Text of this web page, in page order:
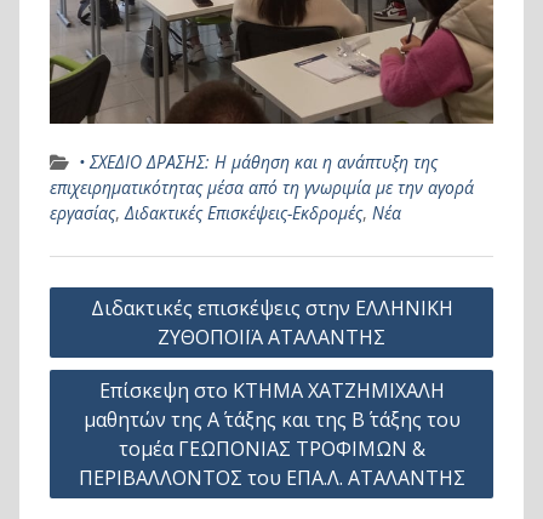
• ΣΧΕΔΙΟ ΔΡΑΣΗΣ: Η μάθηση και η ανάπτυξη της
επιχειρηματικότητας μέσα από τη γνωριμία με την αγορά
εργασίας,Διδακτικές Επισκέψεις-Εκδρομές, Νέα
Πλοήγηση
Διδακτικές επισκέψεις στην ΕΛΛΗΝΙΚΗ
ΖΥΘΟΠΟΙΪΑ ΑΤΑΛΑΝΤΗΣ
Επίσκεψη στο ΚΤΗΜΑ ΧΑΤΖΗΜΙΧΑΛΗ
μαθητών της Α΄ τάξης και της Β΄ τάξης του
τομέα ΓΕΩΠΟΝΙΑΣ ΤΡΟΦΙΜΩΝ &
ΠΕΡΙΒΑΛΛΟΝΤΟΣ του ΕΠΑ.Λ. ΑΤΑΛΑΝΤΗΣ